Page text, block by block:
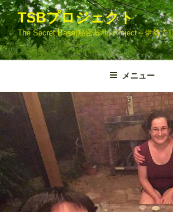
コ
ン
テ
ン
ツ
ス
キ
ッ
プ
TSBプロジェクト
The Secret Base(秘密基地) Project～伊勢で
～
メニュー